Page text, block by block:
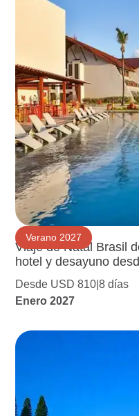
Verano 2027
Viaje de Natal Brasil
hotel y desayuno
Desde USD 810 8 días
Enero 2027